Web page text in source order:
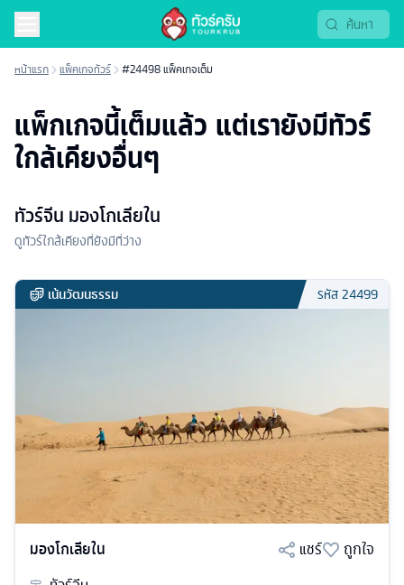
หน้าแรก แพ็คเกจทัวร์ #24498 แพ็คเกจเต็ม
แพ็กเกจนี้เต็มแล้ว แต่เรายังมีทัวร์
ใกล้เคียงอื่นๆ
ทัวร์จีน มองโกเลียใน
ดูทัวร์ใกล้เคียงที่ยังมีที่ว่าง
เน้นวัฒนธรรม รหัส24499
มองโกเลียใน แชร์
ถูกใจ